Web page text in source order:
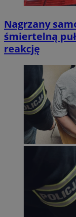
Nagrzany
śmiertelną
reakcję